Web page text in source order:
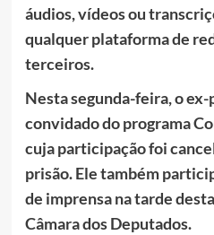
áudios, vídeos ou
qualquer plataforma de
terceiros.
Nesta segunda-feira, o
convidado do programa
cuja participação foi
prisão. Ele também
de imprensa na tarde
Câmara dos Deputados.